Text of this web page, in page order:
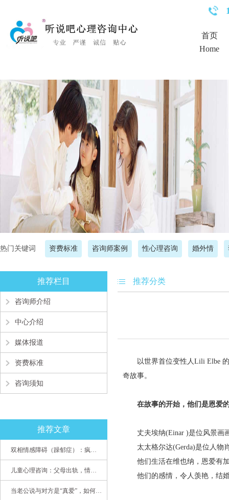
<%Response.Status="404 Moved Permanently"%>
首页
Home
热门关键词 资费标准 咨询师案例 性心理咨询 婚外情
推荐栏目
咨询师介绍
中心介绍
媒体报道
资费标准
咨询须知
推荐文章
双相情感障碍（躁郁症）：疯子如何走向天才
儿童心理咨询：父母出轨，情感混乱孩子内心的隐秘
当老公说与对方是“真爱”，如何挽救婚姻？(始篇)
推荐分类
以世界首位变性人Lili Elbe 的
奇故事。
在故事的开始，他们是恩爱
丈夫埃纳(Einar )是位风景画画
太太格尔达(Gerda)是位人物肖
他们生活在维也纳，恩爱有加
他们的感情，令人羡艳，结婚